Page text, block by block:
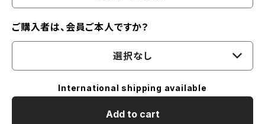
ご購入者は、会員ご本人ですか？
選択なし
International shipping available
Add to cart